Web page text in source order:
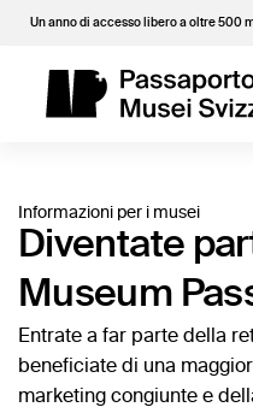
Un anno di accesso libero a oltre 500
Informazioni per i musei
Diventate
Museum
Entrate a far parte della
beneficiate di una
marketing congiunte e